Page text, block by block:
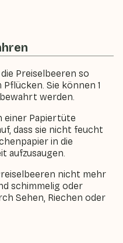
Preiselbeeren so
Sie können 1
werden.
einer Papiertüte
dass sie nicht feucht
in die
aufzusaugen.
nicht mehr
schimmelig oder
Sehen, Riechen oder